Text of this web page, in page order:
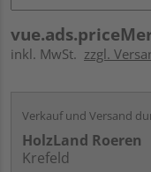
inkl. MwSt. zzgl.
Verkauf und Versand
HolzLand Roeren
Krefeld